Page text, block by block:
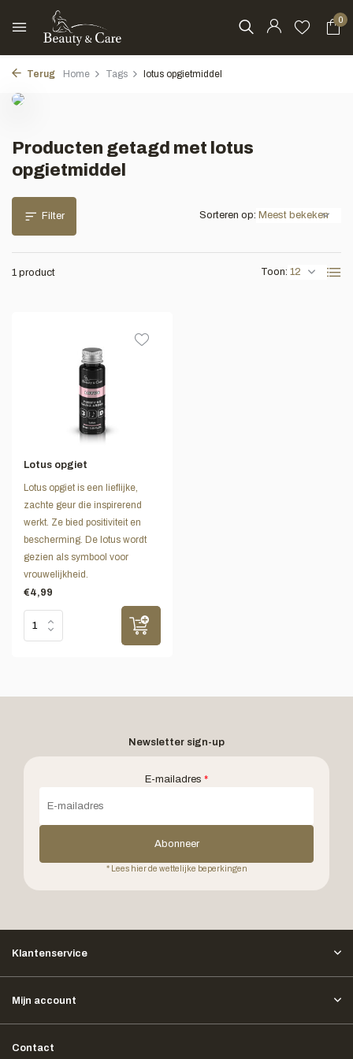
0
Terug Home Tags lotus opgietmiddel
Producten getagd met lotus
opgietmiddel
Filter
1 product Toon:
Sorteren op:
Lotus opgiet
Lotus opgiet is een lieflijke,
zachte geur die inspirerend
werkt. Ze bied positiviteit en
bescherming. De lotus wordt
gezien als symbool voor
vrouwelijkheid.
€4,99
Newsletter sign-up
E-mailadres *
Abonneer
* Lees hier de wettelijke beperkingen
Klantenservice
Mijn account
Contact